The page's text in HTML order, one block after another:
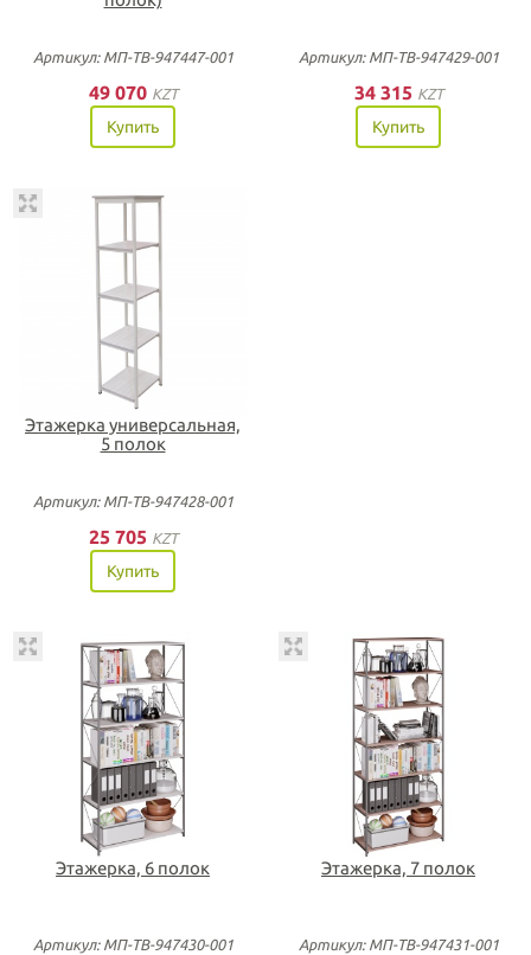
Артикул: МП-ТВ-947447-001
49 070 KZT
Купить
Артикул: МП-ТВ-947429-001
34 315 KZT
Купить
Этажерка универсальная,
5 полок
Артикул: МП-ТВ-947428-001
25 705 KZT
Купить
Этажерка, 6 полок
Артикул: МП-ТВ-947430-001
Этажерка, 7 полок
Артикул: МП-ТВ-947431-001